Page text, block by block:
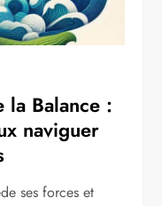
la Balance :
naviguer
ses forces et